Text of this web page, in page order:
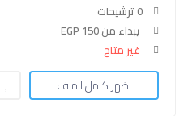
0 ترشيحات
يبداء من EGP 150
غير متاح
اظهر كامل الملف